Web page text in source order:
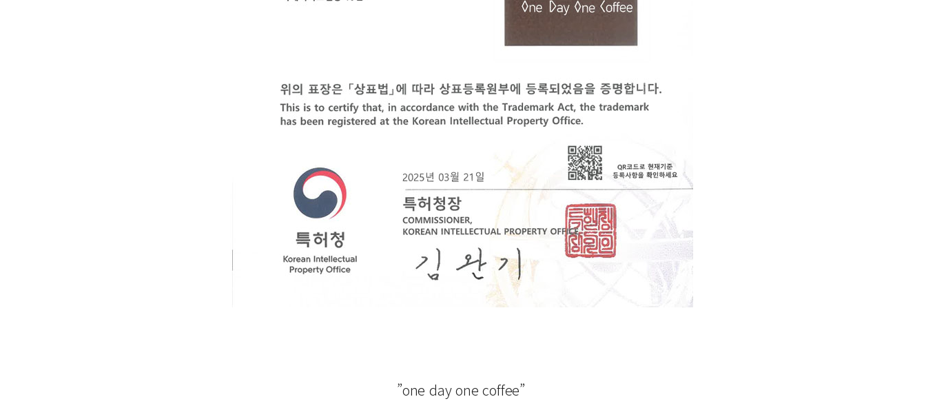
”one day one coffee”